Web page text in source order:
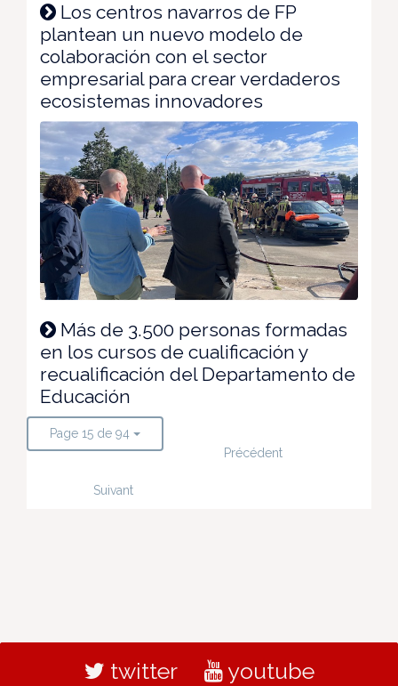
Los centros navarros de FP
plantean un nuevo modelo de
colaboración con el sector
empresarial para crear verdaderos
ecosistemas innovadores
Más de 3.500 personas formadas
en los cursos de cualificación y
recualificación del Departamento de
Educación
Page 15 de 94
Précédent
Suivant
twitter youtube